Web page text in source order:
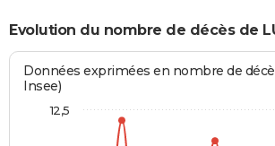
Evolution du nombre de décès de
Données exprimées en nombre de
Insee)
12,5